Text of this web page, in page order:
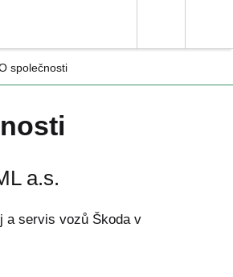
společnosti
a.s.
a servis vozů Škoda v